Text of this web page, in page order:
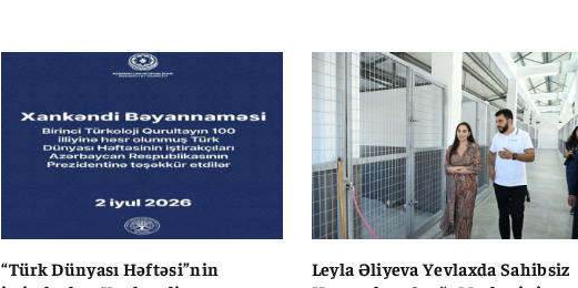
“Türk Dünyası Həftəsi”nin
Leyla Əliyeva Yevlaxda Sahibsiz